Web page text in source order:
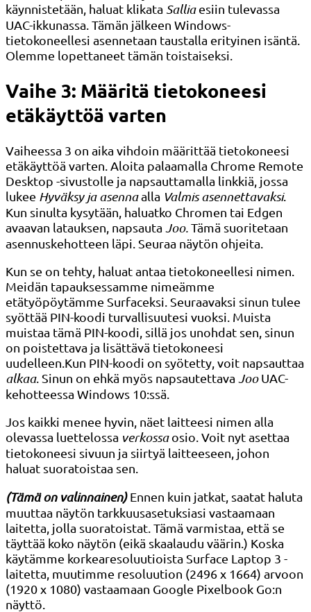
käynnistetään, haluat klikata Salliaesiin tulevassa
UAC-ikkunassa. Tämän jälkeen Windows-
tietokoneellesi asennetaan taustalla erityinen isäntä.
Olemme lopettaneet tämän toistaiseksi.
Vaihe 3: Määritä tietokoneesi
etäkäyttöä varten
Vaiheessa 3 on aika vihdoin määrittää tietokoneesi
etäkäyttöä varten. Aloita palaamalla Chrome Remote
Desktop -sivustolle ja napsauttamalla linkkiä, jossa
lukee Hyväksy ja asennaalla Valmis asennettavaksi.
Kun sinulta kysytään, haluatko Chromen tai Edgen
avaavan latauksen, napsauta Joo.Tämä suoritetaan
asennuskehotteen läpi. Seuraa näytön ohjeita.
Kun se on tehty, haluat antaa tietokoneellesi nimen.
Meidän tapauksessamme nimeämme
etätyöpöytämme Surfaceksi. Seuraavaksi sinun tulee
syöttää PIN-koodi turvallisuutesi vuoksi. Muista
muistaa tämä PIN-koodi, sillä jos unohdat sen, sinun
on poistettava ja lisättävä tietokoneesi
uudelleen.Kun PIN-koodi on syötetty, voit napsauttaa
alkaa. Sinun on ehkä myös napsautettava JooUAC-
kehotteessa Windows 10:ssä.
Jos kaikki menee hyvin, näet laitteesi nimen alla
olevassa luettelossa verkossaosio. Voit nyt asettaa
tietokoneesi sivuun ja siirtyä laitteeseen, johon
haluat suoratoistaa sen.
(Tämä on valinnainen)Ennen kuin jatkat, saatat haluta
muuttaa näytön tarkkuusasetuksiasi vastaamaan
laitetta, jolla suoratoistat. Tämä varmistaa, että se
täyttää koko näytön (eikä skaalaudu väärin.) Koska
käytämme korkearesoluutioista Surface Laptop 3 -
laitetta, muutimme resoluution (2496 x 1664) arvoon
(1920 x 1080) vastaamaan Google Pixelbook Go:n
näyttö.